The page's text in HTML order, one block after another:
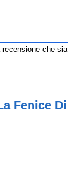
recensione che
Fenice